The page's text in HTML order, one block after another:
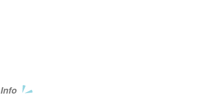
Info